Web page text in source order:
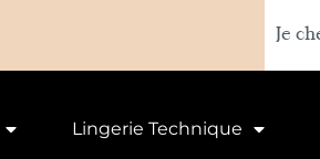
Lingerie Technique